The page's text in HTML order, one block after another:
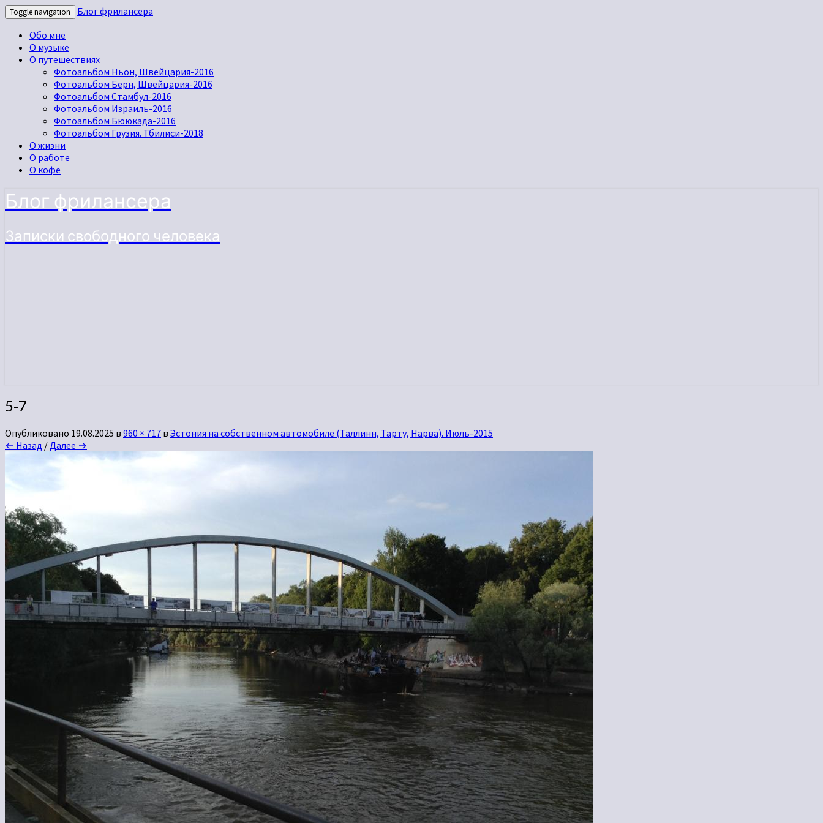
Toggle navigation
Блог фрилансера
Обо мне
О музыке
О путешествиях
Фотоальбом Ньон, Швейцария-2016
Фотоальбом Берн, Швейцария-2016
Фотоальбом Стамбул-2016
Фотоальбом Израиль-2016
Фотоальбом Бююкада-2016
Фотоальбом Грузия. Тбилиси-2018
О жизни
О работе
О кофе
Блог фрилансера
Записки свободного человека
5-7
Опубликовано 19.08.2025 в 960 × 717 в Эстония на собственном автомобиле (Таллинн, Тарту, Нарва). Июль-2015
← Назад /Далее →